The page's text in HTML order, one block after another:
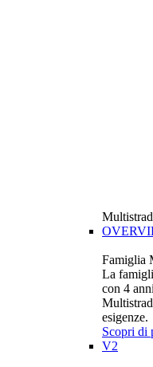
Famiglia
La
con 4
esigenze.
Scopri di
V2